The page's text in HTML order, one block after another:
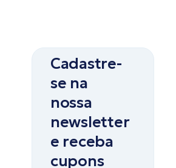
Cadastre-
se na
nossa
newsletter
e receba
cupons